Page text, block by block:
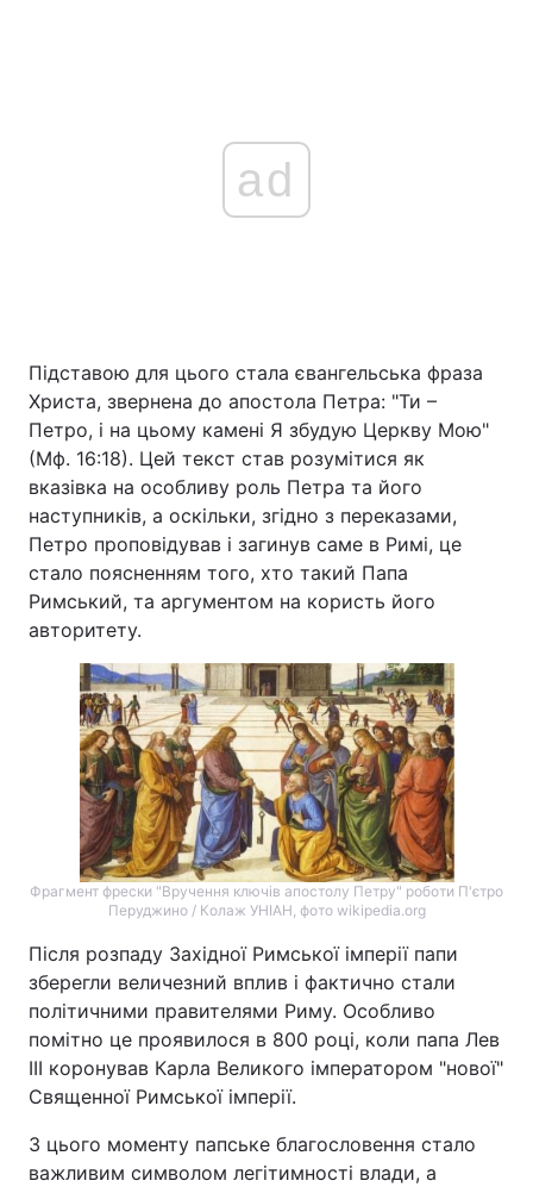
ad
Підставою для цього стала євангельська фраза
Христа, звернена до апостола Петра: "Ти –
Петро, і на цьому камені Я збудую Церкву Мою"
(Мф. 16:18). Цей текст став розумітися як
вказівка на особливу роль Петра та його
наступників, а оскільки, згідно з переказами,
Петро проповідував і загинув саме в Римі, це
стало поясненням того, хто такий Папа
Римський, та аргументом на користь його
авторитету.
Фрагмент фрески "Вручення ключів апостолу Петру" роботи П'єтро
Перуджино / Колаж УНІАН, фото wikipedia.org
Після розпаду Західної Римської імперії папи
зберегли величезний вплив і фактично стали
політичними правителями Риму. Особливо
помітно це проявилося в 800 році, коли папа Лев
III коронував Карла Великого імператором "нової"
Священної Римської імперії.
З цього моменту папське благословення стало
важливим символом легітимності влади, а